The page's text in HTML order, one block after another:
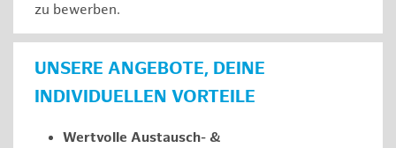
zu bewerben.
UNSERE ANGEBOTE, DEINE
INDIVIDUELLEN VORTEILE
Wertvolle Austausch- &